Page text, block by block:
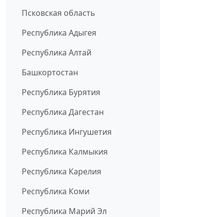
Псковская область
Республика Адыгея
Республика Алтай
Башкортостан
Республика Бурятия
Республика Дагестан
Республика Ингушетия
Республика Калмыкия
Республика Карелия
Республика Коми
Республика Марий Эл